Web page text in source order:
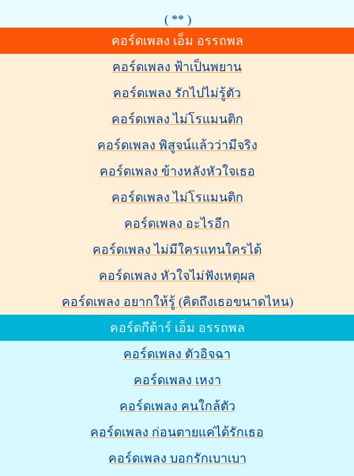
( ** )
คอร์ดเพลง เอ็ม อรรถพล
คอร์ดเพลง ฟ้าเป็นพยาน
คอร์ดเพลง รักไปไม่รู้ตัว
คอร์ดเพลง ไม่โรแมนติก
คอร์ดเพลง พิสูจน์แล้วว่ามีจริง
คอร์ดเพลง ข้างหลังหัวใจเธอ
คอร์ดเพลง ไม่โรแมนติก
คอร์ดเพลง อะไรอีก
คอร์ดเพลง ไม่มีใครแทนใครได้
คอร์ดเพลง หัวใจไม่ฟังเหตุผล
คอร์ดเพลง อยากให้รู้ (คิดถึงเธอขนาดไหน)
คอร์ดกีต้าร์ เอ็ม อรรถพล
คอร์ดเพลง ตัวอิจฉา
คอร์ดเพลง เหงา
คอร์ดเพลง คนใกล้ตัว
คอร์ดเพลง ก่อนตายแค่ได้รักเธอ
คอร์ดเพลง บอกรักเบาเบา